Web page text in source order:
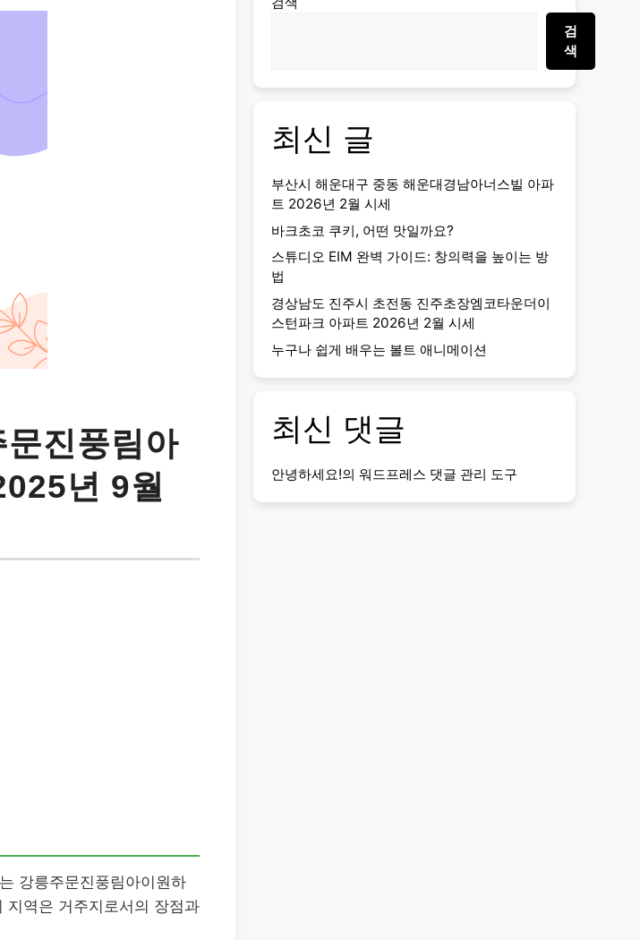
진풍림아
년 9월
강릉주문진풍림아이원하
지역은 거주지로서의 장점과
검
색
최신 글
부산시 해운대구 중동 해운대경남아너스빌 아파
트 2026년 2월 시세
바크초코 쿠키, 어떤 맛일까요?
스튜디오 EIM 완벽 가이드: 창의력을 높이는 방
법
경상남도 진주시 초전동 진주초장엠코타운더이
스턴파크 아파트 2026년 2월 시세
누구나 쉽게 배우는 볼트 애니메이션
최신 댓글
안녕하세요!의 워드프레스 댓글 관리 도구